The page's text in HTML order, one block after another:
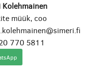
Kolehmainen
müük, coo
770 5811